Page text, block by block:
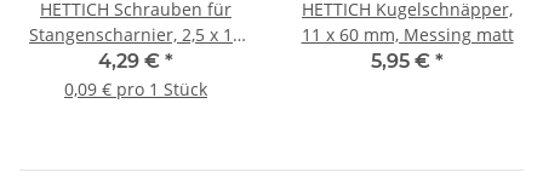
HETTICH Schrauben für
Stangenscharnier, 2,5 x 16
mm, vermessingt, 50 Stück
4,29 € *
0,09 € pro 1 Stück
HETTICH Kugelschnäpper,
11 x 60 mm, Messing matt
5,95 € *